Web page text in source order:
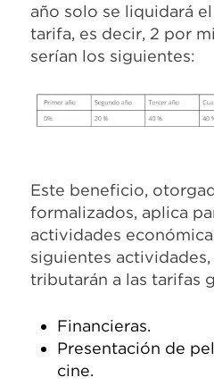
año solo se liquidará
tarifa, es decir, 2 por
serían los siguientes:
Este beneficio,
formalizados, aplica
actividades
siguientes actividades,
tributarán a las tarifas
Financieras.
Presentación de
cine.